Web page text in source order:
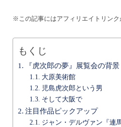
※この記事にはアフィリエイトリンク
もくじ
『虎次郎の夢』展覧会の背景
大原美術館
児島虎次郎という男
そして大阪で
注目作品ピックアップ
ジャン・デルヴァン『連